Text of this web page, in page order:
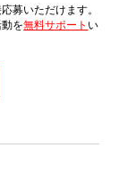
募いただけます。
動を無料サポート い